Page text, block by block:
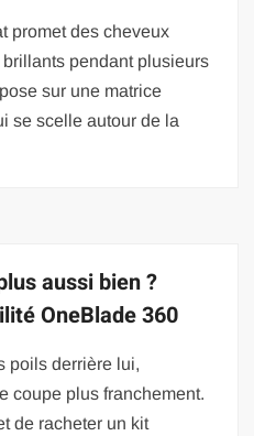
promet des cheveux
pendant plusieurs
sur une matrice
se scelle autour de la
aussi bien ?
OneBlade 360
poils derrière lui,
coupe plus franchement.
de racheter un kit